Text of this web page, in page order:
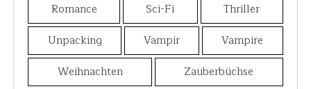
Romance
Sci-Fi
Thriller
Unpacking
Vampir
Vampire
Weihnachten
Zauberbüchse